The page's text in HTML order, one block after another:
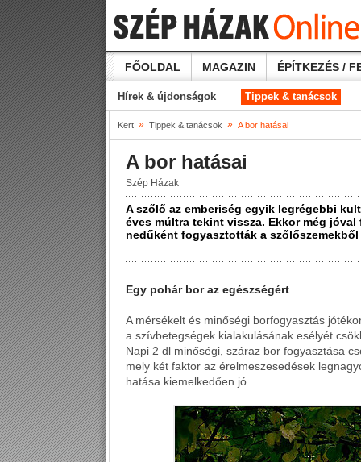
FŐOLDAL MAGAZIN ÉPÍTKEZÉS /
Hírek & újdonságok Tippek & tanácsok
Kert » Tippek & tanácsok » A bor hatásai
A bor hatásai
Szép Házak
A szőlő az emberiség egyik legrégebbi
éves múltra tekint vissza. Ekkor még
nedűként fogyasztották a
Egy pohár bor az egészségért
A mérsékelt és minőségi borfogyasztás
a szívbetegségek kialakulásának esélyét
Napi 2 dl minőségi, száraz bor fogyasztása
mely két faktor az érelmeszesedések
hatása kiemelkedően jó.